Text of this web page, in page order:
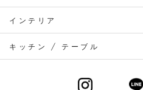
インテリア
キッチン / テーブル